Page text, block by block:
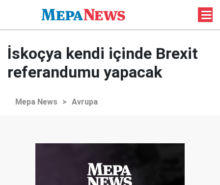
İskoçya kendi içinde Brexit
referandumu yapacak
Mepa News > Avrupa